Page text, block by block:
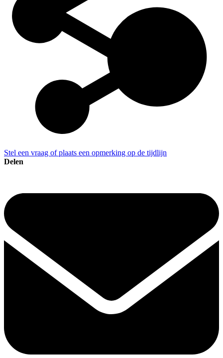
Stel een vraag of plaats een opmerking op de tijdlijn
Delen